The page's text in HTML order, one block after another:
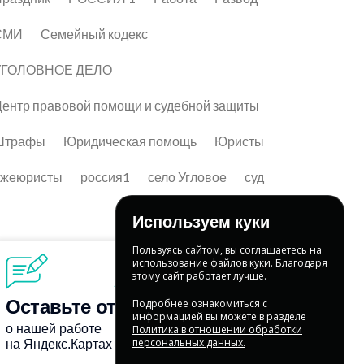
Семейный кодекс
ДЕЛО
правовой помощи и судебной защиты
Юридическая помощь Юристы
россия1 село Угловое суд
Используем куки
Пользуясь сайтом, вы соглашаетесь на
использование файлов куки. Благодаря
этому сайт работает лучше.
Подробнее ознакомиться с
информацией вы можете в разделе
Политика в отношении обработки
персональных данных.